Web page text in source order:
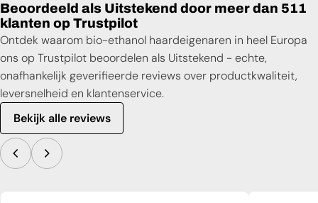
Beoordeeld als Uitstekend door meer dan 511
klanten op Trustpilot
Ontdek waarom bio-ethanol haardeigenaren in heel Europa
ons op Trustpilot beoordelen als Uitstekend - echte,
onafhankelijk geverifieerde reviews over productkwaliteit,
leversnelheid en klantenservice.
Bekijk alle reviews